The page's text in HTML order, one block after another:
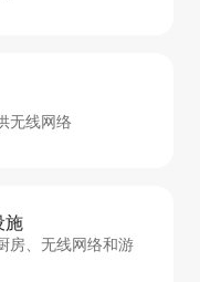
无线网络
施
房、无线网络和游